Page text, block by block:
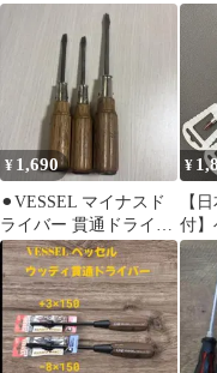
NO.170-0X75 NO.170 木
柄貫通ドライバー
(+)NO.0X75
000675011011
貫
¥ 1,690
⚫︎VESSEL マイナスド
ライバー 貫通ドライバ
ー 3本まとめ売り レト
ロ
¥
【
付】
ップ
ッ